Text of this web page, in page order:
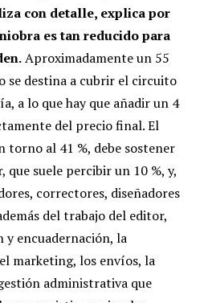
con detalle, explica por
es tan reducido para
Aproximadamente un 55
se destina a cubrir el circuito
a lo que hay que añadir un 4
del precio final. El
torno al 41 %, debe sostener
que suele percibir un 10 %, y,
correctores, diseñadores
del trabajo del editor,
y encuadernación, la
marketing, los envíos, la
administrativa que